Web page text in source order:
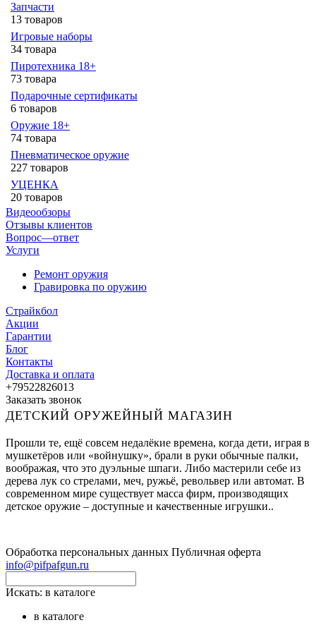
Запчасти
13 товаров
Игровые наборы
34 товара
Пиротехника 18+
73 товара
Подарочные сертификаты
6 товаров
Оружие 18+
74 товара
Пневматическое оружие
227 товаров
УЦЕНКА
20 товаров
Видеообзоры
Отзывы клиентов
Вопрос—ответ
Услуги
Ремонт оружия
Гравировка по оружию
Страйкбол
Акции
Гарантии
Блог
Контакты
Доставка и оплата
+79522826013
Заказать звонок
ДЕТСКИЙ ОРУЖЕЙНЫЙ МАГАЗИН
Прошли те, ещё совсем недалёкие времена, когда дети, играя в
мушкетёров или «войнушку», брали в руки обычные палки,
воображая, что это дуэльные шпаги. Либо мастерили себе из
дерева лук со стрелами, меч, ружьё, револьвер или автомат. В
современном мире существует масса фирм, производящих
детское оружие – доступные и качественные игрушки..
Обработка персональных данных Публичная оферта
info@pifpafgun.ru
Искать: в каталоге
в каталоге